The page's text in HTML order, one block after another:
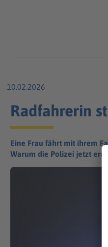
10.02.2026
Radfahrerin
Eine Frau fährt mit ihrem
Warum die Polizei jetzt